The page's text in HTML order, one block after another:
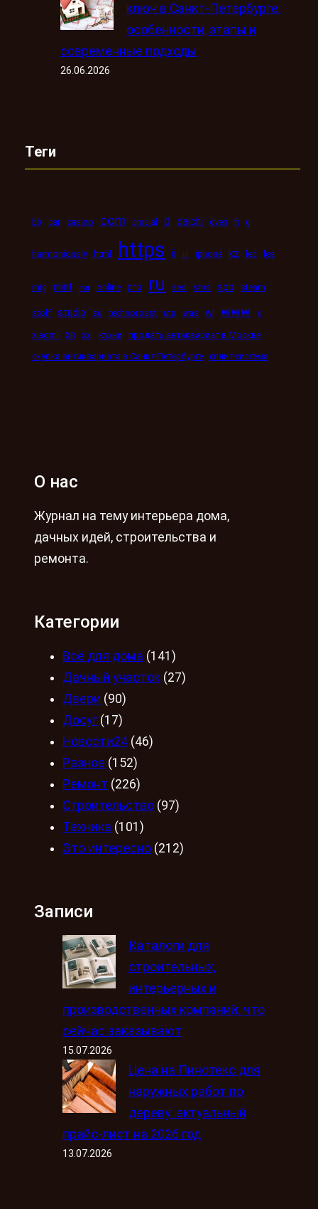
ключ в Санкт-Петербурге:
особенности, этапы и
современные подходы
26.06.2026
Теги
bb car casino com crucial d daichi dveri fi g
harmoniously html https ii iii iphone kz led les
mig mint mir online pro ru seo sms spb steam
stolf studio su technorosst utp was wi www x
xiaomi xn xxi кухни
продать антиквариат в Москве
скупка антиквариата в Санкт-Петербурге сплит-система
О нас
Журнал на тему интерьера дома,
дачных идей, строительства и
ремонта.
Категории
Всё для дома (141)
Дачный участок (27)
Двери (90)
Досуг (17)
Новости24 (46)
Разное (152)
Ремонт (226)
Строительство (97)
Техника (101)
Это интересно (212)
Записи
Каталоги для
строительных,
интерьерных и
производственных компаний: что
сейчас заказывают
15.07.2026
Цена на Пинотекс для
наружных работ по
дереву: актуальный
прайс-лист на 2026 год
13.07.2026